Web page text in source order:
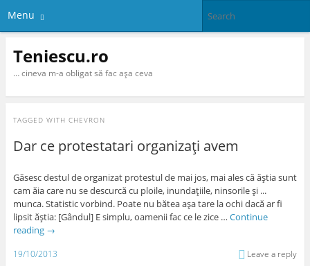
Menu
Teniescu.ro
… cineva m-a obligat să fac aşa ceva
TAGGED WITH CHEVRON
Dar ce protestatari organizaţi avem
Găsesc destul de organizat protestul de mai jos, mai ales că ăştia sunt
cam ăia care nu se descurcă cu ploile, inundaţiile, ninsorile şi ...
munca. Statistic vorbind. Poate nu bătea aşa tare la ochi dacă ar fi
lipsit ăştia: [Gândul] E simplu, oamenii fac ce le zice … Continue
reading →
19/10/2013 Leave a reply